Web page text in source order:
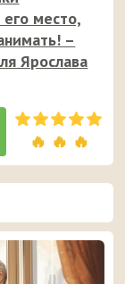
место,
–
Ярослава
🔥 🔥 🔥